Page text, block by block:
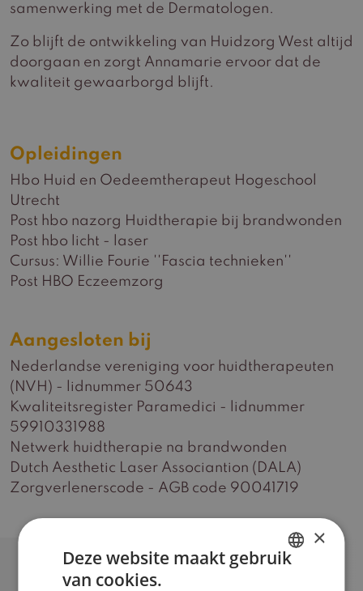
samenwerking met de Dermatologen.
Zo blijft de ontwikkeling van Huidzorg West altijd
doorgaan en zorgt Annamarie ervoor dat de
kwaliteit gewaarborgd blijft.
Opleidingen
Hbo Huid en Oedeemtherapeut Hogeschool
Utrecht
Post hbo nazorg Huidtherapie bij brandwonden
Post hbo licht - laser
Cursus: Willie Fourie ''Fascia technieken''
Post HBO Eczeemzorg
Aangesloten bij
Nederlandse vereniging voor huidtherapeuten
(NVH) - lidnummer 50643
Kwaliteitsregister Paramedici - lidnummer
59910331988
Netwerk huidtherapie na brandwonden
Dutch Aesthetic Laser Associantion (DALA)
Zorgverlenerscode - AGB code 90041719
×
Deze website maakt gebruik
van cookies.